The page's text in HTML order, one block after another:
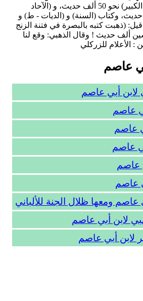
مصنف، منها (المسند الكبير) نحو 50 ألف حديث، و (الآحاد
نحو 20 ألف حديث، وكتاب (السنة) و (الديات - ط) و
(ذهبت كتبه بالبصرة في فتنة الزنج
ألف حديث ! وقال الذهبي: وقع لنا
: الأعلام للزركلي
عاصم
لابن أبي عاصم
عاصم
عاصم
عاصم
عاصم
عاصم
عاصم ومعها ظلال الجنة للألباني
لابن أبي عاصم
لابن أبي عاصم